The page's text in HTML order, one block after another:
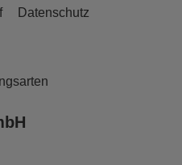
Datenschutz